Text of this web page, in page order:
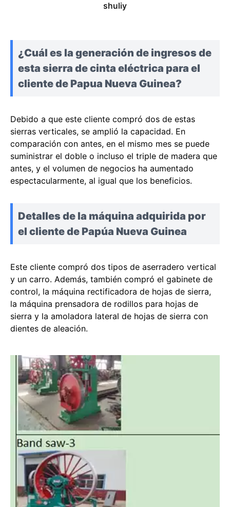
shuliy
¿Cuál es la generación de ingresos de
esta sierra de cinta eléctrica para el
cliente de Papua Nueva Guinea?
Debido a que este cliente compró dos de estas
sierras verticales, se amplió la capacidad. En
comparación con antes, en el mismo mes se puede
suministrar el doble o incluso el triple de madera que
antes, y el volumen de negocios ha aumentado
espectacularmente, al igual que los beneficios.
Detalles de la máquina adquirida por
el cliente de Papúa Nueva Guinea
Este cliente compró dos tipos de aserradero vertical
y un carro. Además, también compró el gabinete de
control, la máquina rectificadora de hojas de sierra,
la máquina prensadora de rodillos para hojas de
sierra y la amoladora lateral de hojas de sierra con
dientes de aleación.